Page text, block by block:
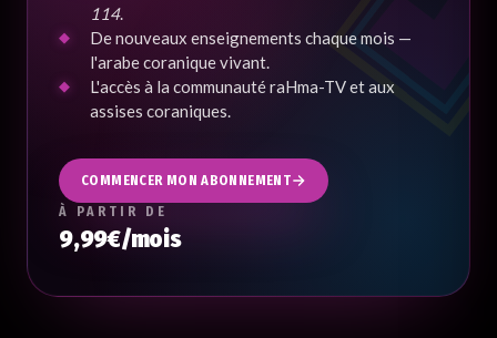
114.
De nouveaux enseignements chaque mois —
l'arabe coranique vivant.
L'accès à la communauté raHma-TV et aux
assises coraniques.
COMMENCER MON ABONNEMENT
À PARTIR DE
9,99€/mois